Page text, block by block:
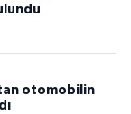
otomobilin